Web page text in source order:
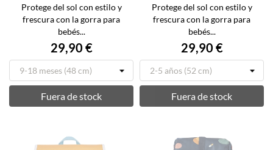
Protege del sol con estilo y
frescura con la gorra para
bebés...
29,90 €
Fuera de stock
Protege del sol con estilo y
frescura con la gorra para
bebés...
29,90 €
Fuera de stock